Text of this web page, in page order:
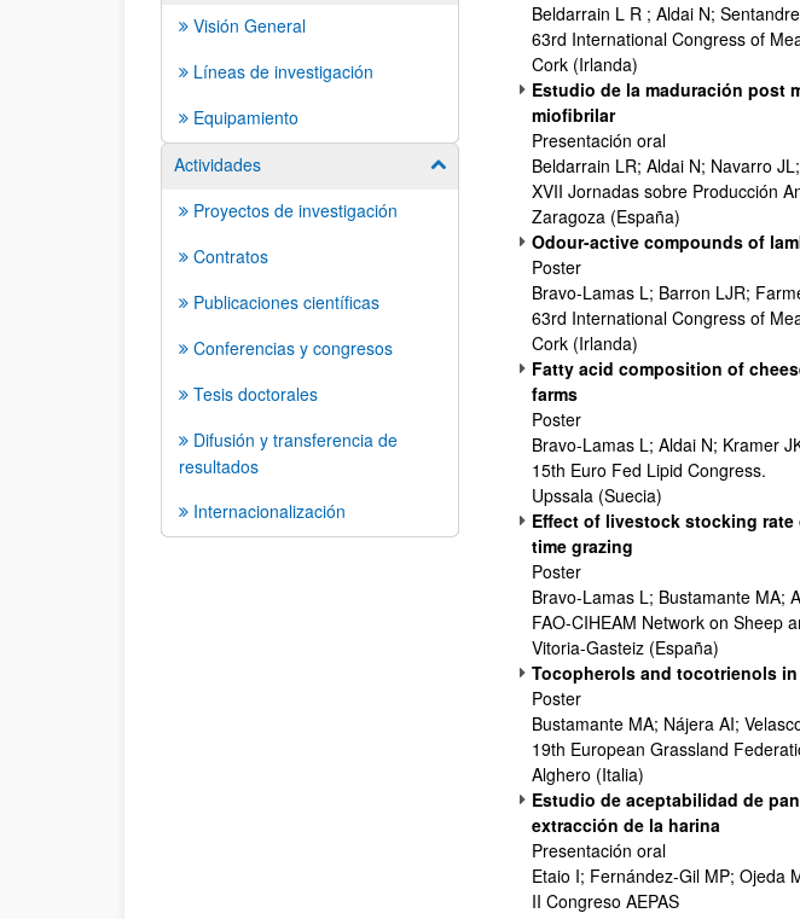
Visión General
Líneas de investigación
Equipamiento
Actividades
Mostrar/ocultar subpáginas
Proyectos de investigación
Contratos
Publicaciones científicas
Conferencias y congresos
Tesis doctorales
Difusión y transferencia de
resultados
Internacionalización
Beldarrain L R ; Aldai N;
63rd International Congress of
Cork (Irlanda)
Estudio de la maduración post
miofibrilar
Presentación oral
Beldarrain LR; Aldai N; Navarro
XVII Jornadas sobre Producción
Zaragoza (España)
Odour-active compounds of
Poster
Bravo-Lamas L; Barron LJR;
63rd International Congress of
Cork (Irlanda)
Fatty acid composition of
farms
Poster
Bravo-Lamas L; Aldai N; Kramer
15th Euro Fed Lipid Congress.
Upssala (Suecia)
Effect of livestock stocking
time grazing
Poster
Bravo-Lamas L; Bustamante MA;
FAO-CIHEAM Network on Sheep
Vitoria-Gasteiz (España)
Tocopherols and tocotrienols
Poster
Bustamante MA; Nájera AI;
19th European Grassland
Alghero (Italia)
Estudio de aceptabilidad de
extracción de la harina
Presentación oral
Etaio I; Fernández-Gil MP; Ojeda
II Congreso AEPAS